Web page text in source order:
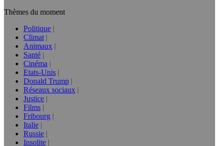
Thèmes du moment
Politique
Climat
Animaux
Santé
Cinéma
Etats-Unis
Donald Trump
Réseaux sociaux
Justice
Films
Fribourg
Italie
Russie
Insolite